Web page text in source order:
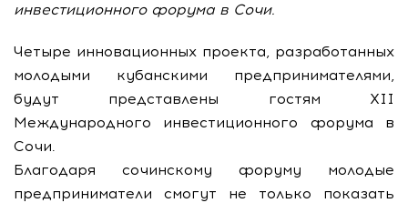
инвестиционного форума в Сочи.
Четыре инновационных проекта, разработанных
молодыми кубанскими предпринимателями,
будут представлены гостям ХII
Международного инвестиционного форума в
Сочи.
Благодаря сочинскому форуму молодые
предприниматели смогут не только показать